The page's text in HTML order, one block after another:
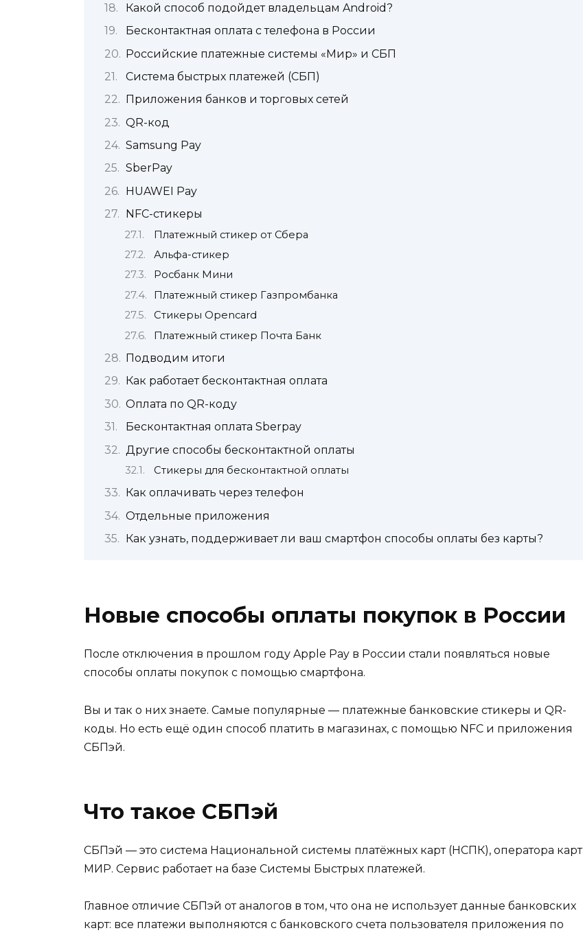
Какой способ подойдет владельцам Android?
Бесконтактная оплата с телефона в России
Российские платежные системы «Мир» и СБП
Система быстрых платежей (СБП)
Приложения банков и торговых сетей
QR-код
Samsung Pay
SberPay
HUAWEI Pay
NFC-стикеры
Платежный стикер от Сбера
Альфа-стикер
Росбанк Мини
Платежный стикер Газпромбанка
Стикеры Opencard
Платежный стикер Почта Банк
Подводим итоги
Как работает бесконтактная оплата
Оплата по QR-коду
Бесконтактная оплата Sberpay
Другие способы бесконтактной оплаты
Стикеры для бесконтактной оплаты
Как оплачивать через телефон
Отдельные приложения
Как узнать, поддерживает ли ваш смартфон способы оплаты без карты?
Новые способы оплаты покупок в России
После отключения в прошлом году Apple Pay в России стали появляться новые
способы оплаты покупок с помощью смартфона.
Вы и так о них знаете. Самые популярные — платежные банковские стикеры и QR-
коды. Но есть ещё один способ платить в магазинах, с помощью NFC и приложения
СБПэй.
Что такое СБПэй
СБПэй — это система Национальной системы платёжных карт (НСПК), оператора карт
МИР. Сервис работает на базе Системы Быстрых платежей.
Главное отличие СБПэй от аналогов в том, что она не использует данные банковских
карт: все платежи выполняются с банковского счета пользователя приложения по